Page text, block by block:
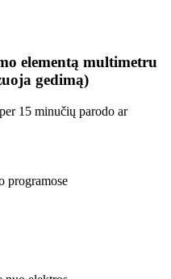
elementą multimetru
gedimą)
15 minučių parodo ar
programose